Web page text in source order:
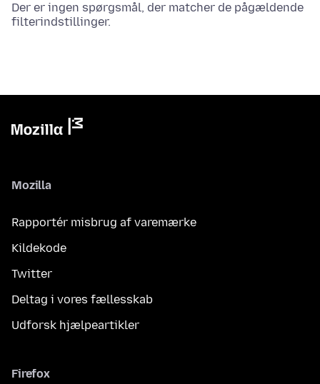
Der er ingen spørgsmål, der matcher de pågældende
filterindstillinger.
Mozilla
Rapportér misbrug af varemærke
Kildekode
Twitter
Deltag i vores fællesskab
Udforsk hjælpeartikler
Firefox